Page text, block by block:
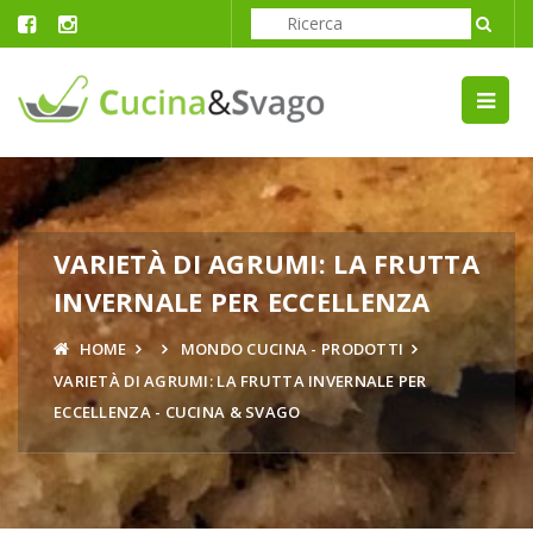
VARIETÀ DI AGRUMI: LA FRUTTA
INVERNALE PER ECCELLENZA
HOME
MONDO CUCINA - PRODOTTI
VARIETÀ DI AGRUMI: LA FRUTTA INVERNALE PER
ECCELLENZA - CUCINA & SVAGO